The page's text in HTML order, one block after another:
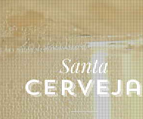
Santa
Cerveja